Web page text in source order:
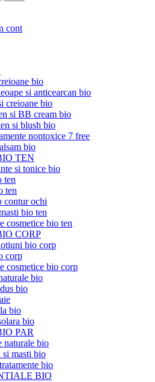
cont
bio
si anticearcan bio
creioane bio
si BB cream bio
si blush bio
nontoxice 7 free
bio
TEN
si tonice bio
ten
ten
contur ochi
bio ten
cosmetice bio ten
CORP
bio corp
corp
cosmetice bio corp
bio
bio
bio
bio
PAR
naturale bio
si masti bio
bio
BIO